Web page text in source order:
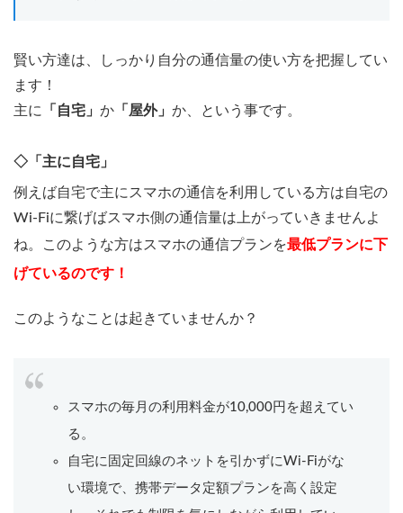
賢い方達は、しっかり自分の通信量の使い方を把握してい
ます！
主に
「自宅」 か 「屋外」 か、という事です。
◇「主に自宅」
例えば自宅で主にスマホの通信を利用している方は自宅の
Wi-Fiに繋げばスマホ側の通信量は上がっていきませんよ
ね。このような方はスマホの通信プランを最低プランに下
げているのです！
このようなことは起きていませんか？
スマホの毎月の利用料金が10,000円を超えてい
る。
自宅に固定回線のネットを引かずにWi-Fiがな
い環境で、携帯データ定額プランを高く設定